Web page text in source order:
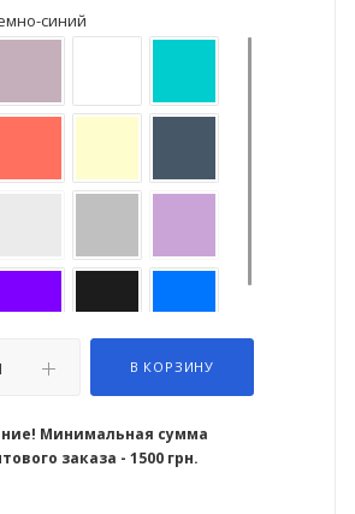
синий
В КОРЗИНУ
Минимальная сумма
заказа - 1500 грн.